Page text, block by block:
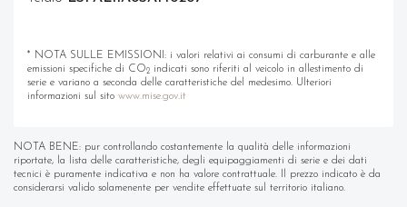
* NOTA SULLE EMISSIONI: i valori relativi ai consumi di carburante e alle
emissioni specifiche di CO2 indicati sono riferiti al veicolo in allestimento di
serie e variano a seconda delle caratteristiche del medesimo. Ulteriori
informazioni sul sito www.mise.gov.it
NOTA BENE: pur controllando costantemente la qualità delle informazioni
riportate, la lista delle caratteristiche, degli equipaggiamenti di serie e dei dati
tecnici è puramente indicativa e non ha valore contrattuale. Il prezzo indicato è da
considerarsi valido solamenente per vendite effettuate sul territorio italiano.